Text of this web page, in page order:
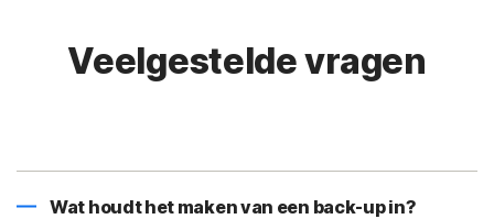
Veelgestelde vragen
Wat houdt het maken van een back-up in?